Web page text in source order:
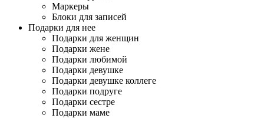
Маркеры
Блоки для записей
Подарки для нее
Подарки для женщин
Подарки жене
Подарки любимой
Подарки девушке
Подарки девушке коллеге
Подарки подруге
Подарки сестре
Подарки маме